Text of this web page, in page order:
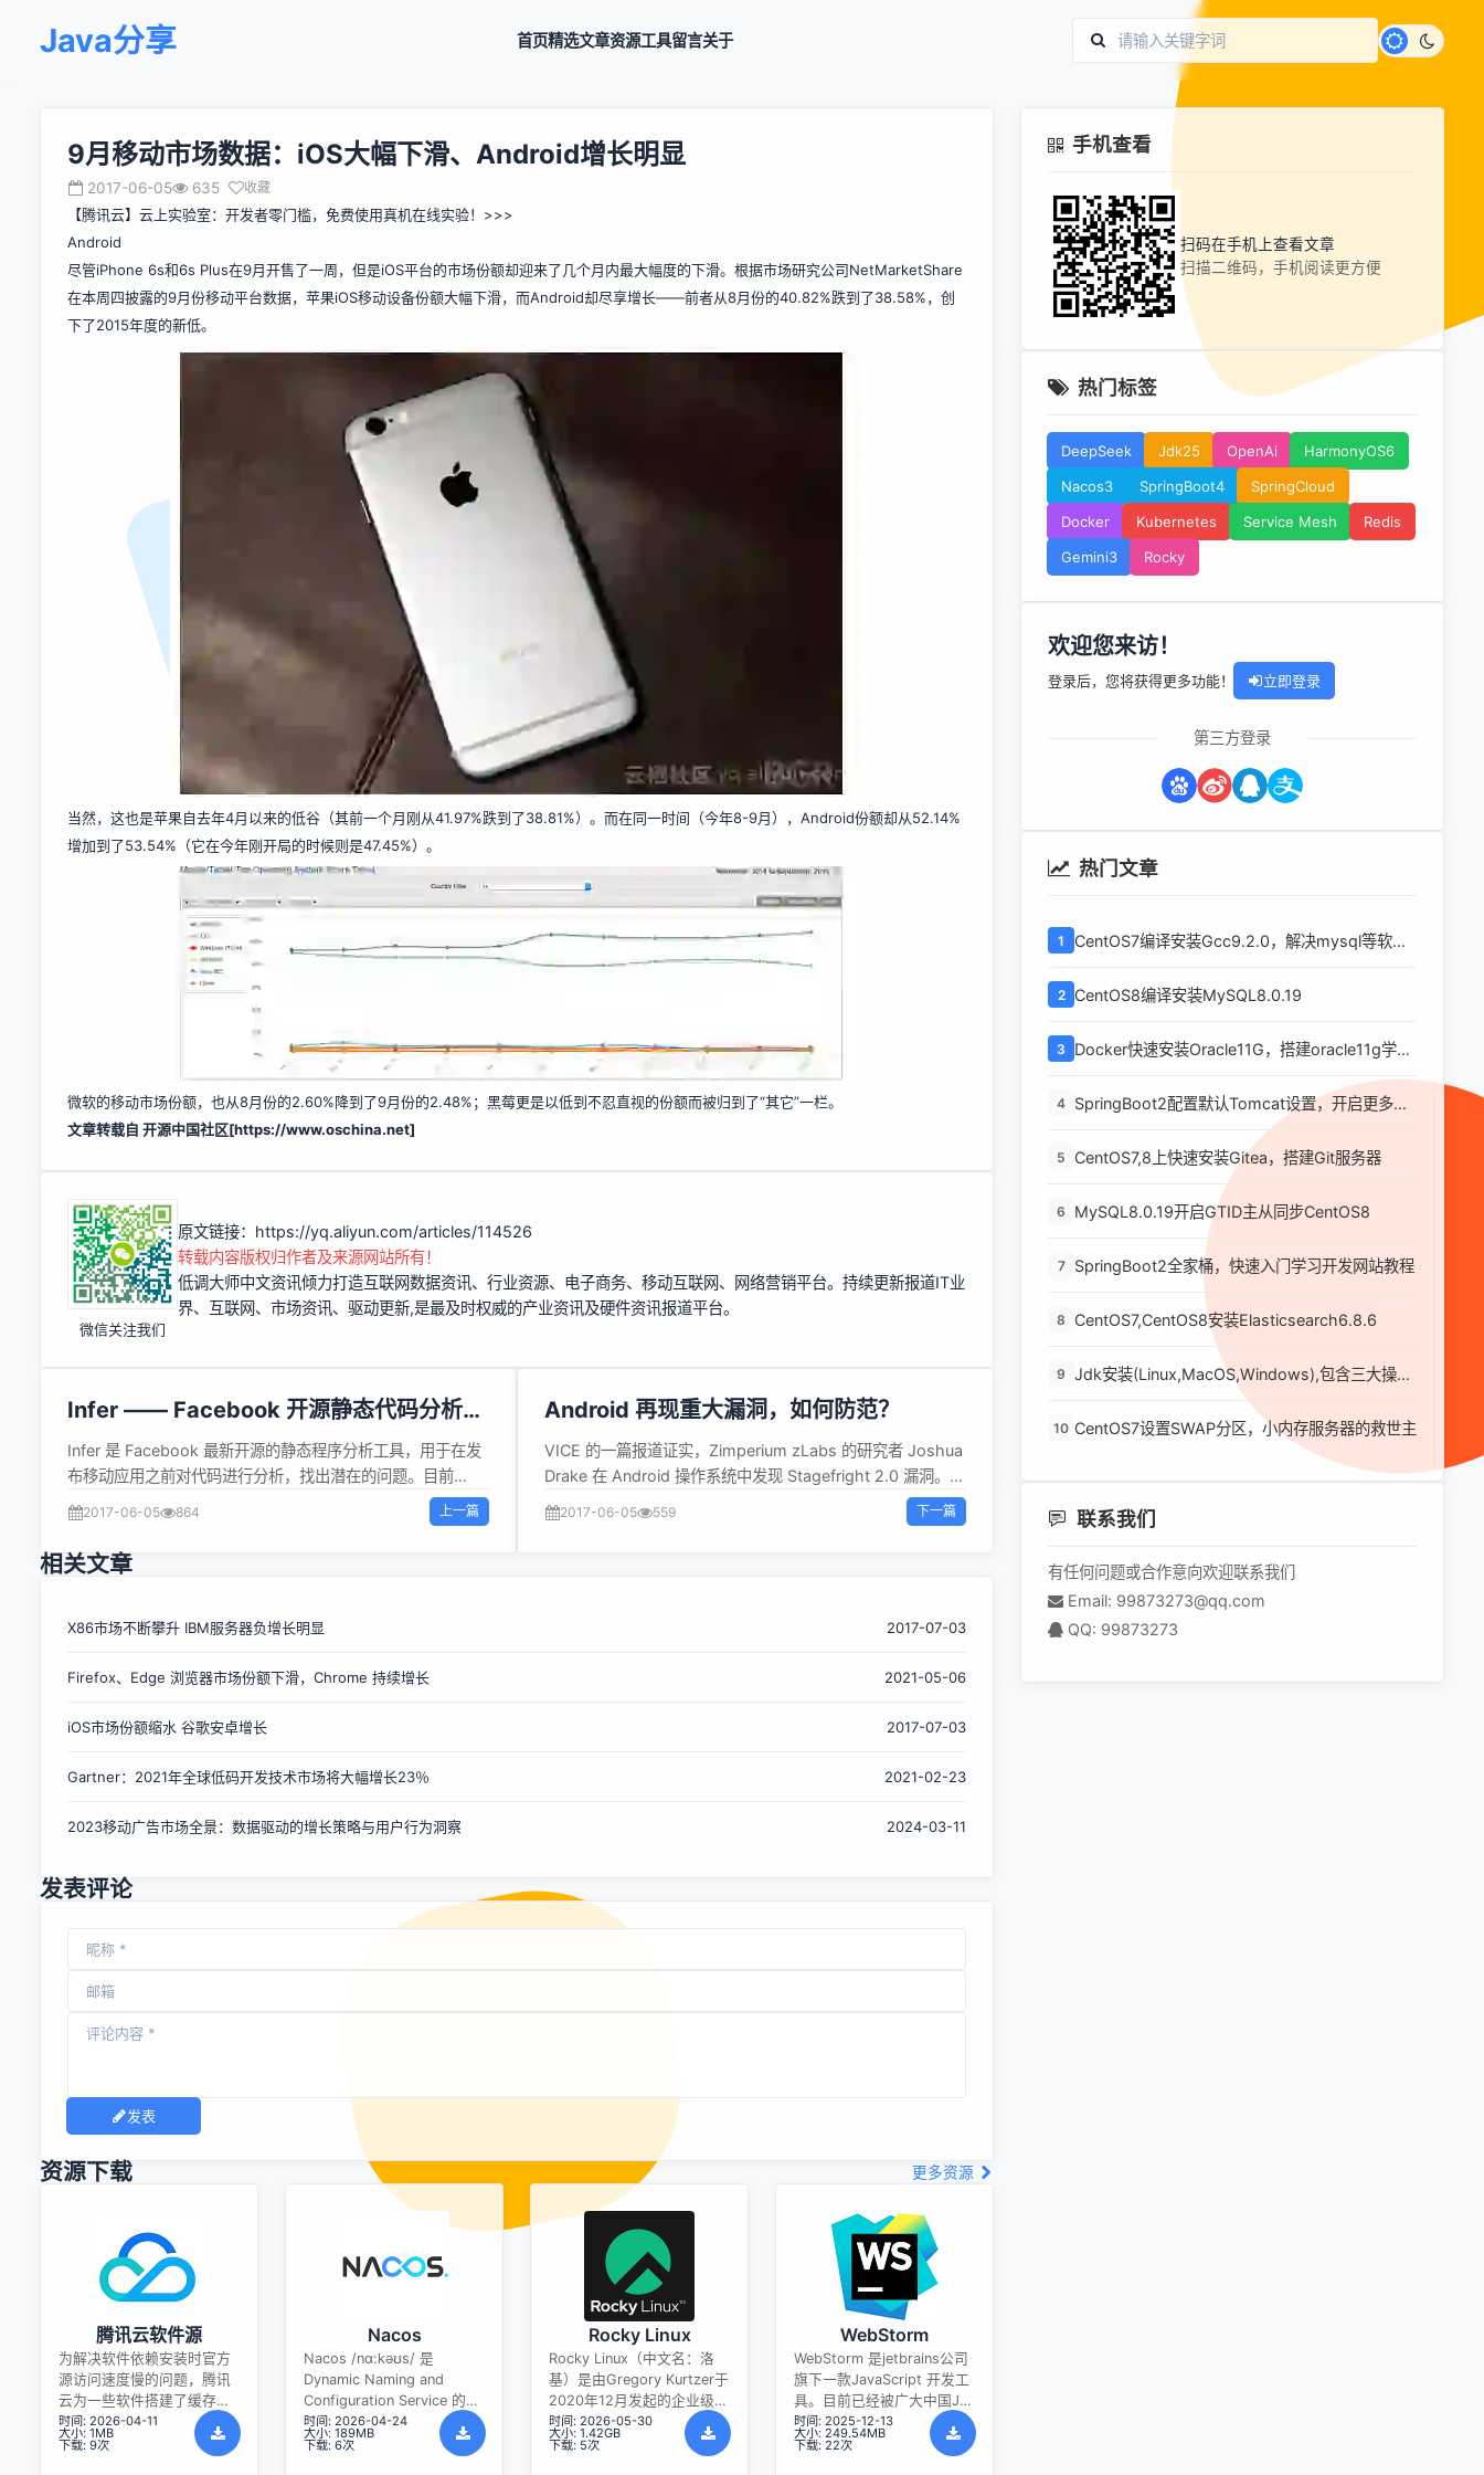
Java分享 首页精选文章资源工具留言关于
9月移动市场数据：iOS大幅下滑、Android增长明显
2017-06-05 635 收藏
【腾讯云】云上实验室：开发者零门槛，免费使用真机在线实验！>>>
Android
尽管iPhone 6s和6s Plus在9月开售了一周，但是iOS平台的市场份额却迎来了几个月内最大幅度的下滑。根据市场研究公司NetMarketShare
在本周四披露的9月份移动平台数据，苹果iOS移动设备份额大幅下滑，而Android却尽享增长——前者从8月份的40.82%跌到了38.58%，创
下了2015年度的新低。
当然，这也是苹果自去年4月以来的低谷（其前一个月刚从41.97%跌到了38.81%）。而在同一时间（今年8-9月），Android份额却从52.14%
增加到了53.54%（它在今年刚开局的时候则是47.45%）。
微软的移动市场份额，也从8月份的2.60%降到了9月份的2.48%；黑莓更是以低到不忍直视的份额而被归到了“其它”一栏。
文章转载自 开源中国社区[https://www.oschina.net]
微信关注我们
原文链接： https://yq.aliyun.com/articles/114526
转载内容版权归作者及来源网站所有！
低调大师中文资讯倾力打造互联网数据资讯、行业资源、电子商务、移动互联网、网络营销平台。持续更新报道IT业
界、互联网、市场资讯、驱动更新,是最及时权威的产业资讯及硬件资讯报道平台。
Infer —— Facebook 开源静态代码分析工
具
Infer 是 Facebook 最新开源的静态程序分析工具，用于在发
布移动应用之前对代码进行分析，找出潜在的问题。目前
Facebook 使用该工具来分析 Facebook 的 App，包括
Android 、iOS、Facebook Messenger 和 Instagram 等
等。 文章转载自 开源中国社区 [http://www.oschina.net]
2017-06-05 864 上一篇
Android 再现重大漏洞，如何防范？
VICE 的一篇报道证实，Zimperium zLabs 的研究者 Joshua
Drake 在 Android 操作系统中发现 Stagefright 2.0 漏洞。这
一漏洞包含两个 bug，可通过 MP3 音频及 MP4 视频，植入
来自攻击者的恶意代码。Stagefright 2.0 可以影响 14 亿
核心组成框架之一，主要用来处理、播放和记录多媒体文件。
件，所以也给黑客提供了多种侵入用户手机的方法。 在今年 7
漏洞的第一个版本，不过它的工作原理与 Stagefright 2.0 版
需要知道你的手机号码，发一条彩信就可以入侵用户的手机，
2017-06-05 559 下一篇
相关文章
X86市场不断攀升 IBM服务器负增长明显 2017-07-03
Firefox、Edge 浏览器市场份额下滑，Chrome 持续增长 2021-05-06
iOS市场份额缩水 谷歌安卓增长 2017-07-03
Gartner：2021年全球低码开发技术市场将大幅增长23％ 2021-02-23
2023移动广告市场全景：数据驱动的增长策略与用户行为洞察 2024-03-11
发表评论
发表
资源下载 更多资源
腾讯云软件源
为解决软件依赖安装时官方
源访问速度慢的问题，腾讯
云为一些软件搭建了缓存服
务。您可以通过使用腾讯云
软件源站来提升依赖包的安
时间: 2026-04-11
大小: 1MB
下载: 9次
Nacos
Nacos /nɑ:kəʊs/ 是
Dynamic Naming and
Configuration Service 的首
字母简称，一个易于构建 AI
Agent 应用的动态服务发
时间: 2026-04-24
大小: 189MB
下载: 6次
Rocky Linux
Rocky Linux（中文名：洛
基）是由Gregory Kurtzer于
2020年12月发起的企业级
Linux发行版，作为CentOS
稳定版停止维护后与
时间: 2026-05-30
大小: 1.42GB
下载: 5次
WebStorm
WebStorm 是jetbrains公司
旗下一款JavaScript 开发工
具。目前已经被广大中国JS
开发者誉为“Web前端开发神
器”、“最强大的HTML5编辑
时间: 2025-12-13
大小: 249.54MB
下载: 22次
手机查看
扫码在手机上查看文章
扫描二维码，手机阅读更方便
热门标签
DeepSeek Jdk25 OpenAi
HarmonyOS6
Nacos3
SpringBoot4
SpringCloud
Docker
Kubernetes Service Mesh
Redis
Gemini3
Rocky
欢迎您来访！
登录后，您将获得更多功能！ 立即登录
第三方登录
热门文章
1
CentOS7编译安装Gcc9.2.0，解决mysql等软件
2 CentOS8编译安装MySQL8.0.19
3
Docker快速安装Oracle11G，搭建oracle11g学习
4 SpringBoot2配置默认Tomcat设置，开启更多高
5 CentOS7,8上快速安装Gitea，搭建Git服务器
6 MySQL8.0.19开启GTID主从同步CentOS8
7 SpringBoot2全家桶，快速入门学习开发网站教程
8 CentOS7,CentOS8安装Elasticsearch6.8.6
9 Jdk安装(Linux,MacOS,Windows),包含三大操作
10 CentOS7设置SWAP分区，小内存服务器的救世主
联系我们
有任何问题或合作意向欢迎联系我们
Email: 99873273@qq.com
QQ: 99873273